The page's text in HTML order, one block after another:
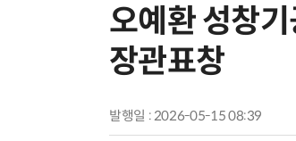
오예환 성창
장관표창
발행일 : 2026-05-15 08:39